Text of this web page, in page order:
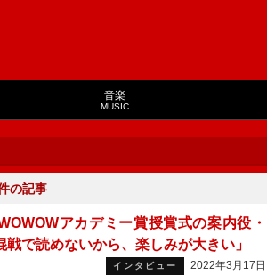
音楽
MUSIC
の記事
アカデミー賞授賞式の案内役・
で読めないから、楽しみが大きい」
インタビュー
2022年3月17日